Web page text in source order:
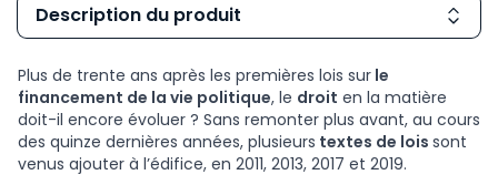
Description du produit
Plus de trente ans après les premières lois sur le
financement de la vie politique, le droit en la matière
doit-il encore évoluer ? Sans remonter plus avant, au cours
des quinze dernières années, plusieurs textes de lois sont
venus ajouter à l’édifice, en 2011, 2013, 2017 et 2019.